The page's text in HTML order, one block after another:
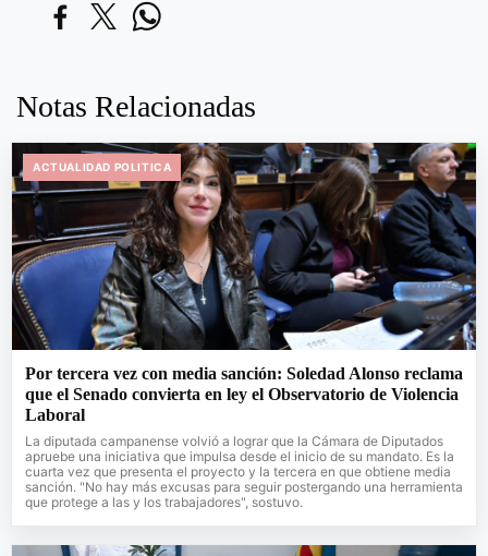
Notas Relacionadas
ACTUALIDAD POLITICA
Por tercera vez con media sanción: Soledad Alonso reclama
que el Senado convierta en ley el Observatorio de Violencia
Laboral
La diputada campanense volvió a lograr que la Cámara de Diputados
apruebe una iniciativa que impulsa desde el inicio de su mandato. Es la
cuarta vez que presenta el proyecto y la tercera en que obtiene media
sanción. "No hay más excusas para seguir postergando una herramienta
que protege a las y los trabajadores", sostuvo.